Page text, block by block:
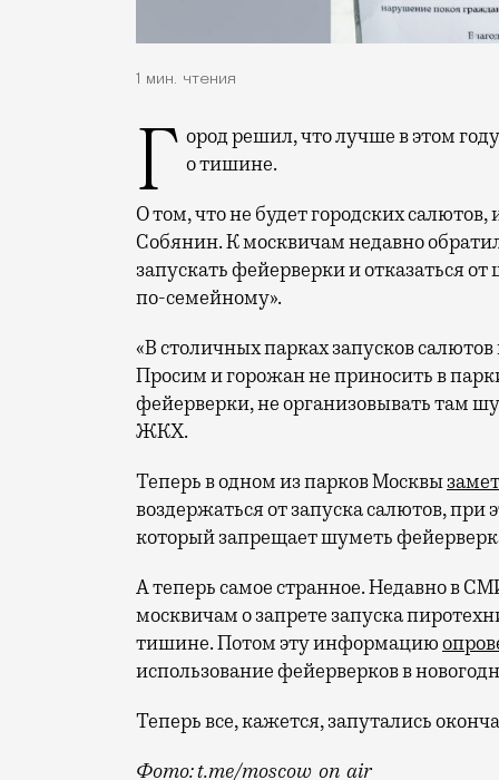
1 мин. чтения
Город решил, что лучше в этом году обойтись без салютов, и тут вдруг помог закон о тишине.
О том, что не будет городских
Собянин. К москвичам недавно
запускать фейерверки и отказаться
по-семейному».
«В столичных парках запусков
Просим и горожан не приносить в
фейерверки, не организовывать там
ЖКХ.
Теперь в одном из парков Москвы
воздержаться от запуска салютов,
который запрещает шуметь
А теперь самое странное. Недавно в
москвичам о запрете запуска
тишине. Потом эту информацию
использование фейерверков в
Теперь все, кажется, запутались
Фото: t.me/moscow_on_air